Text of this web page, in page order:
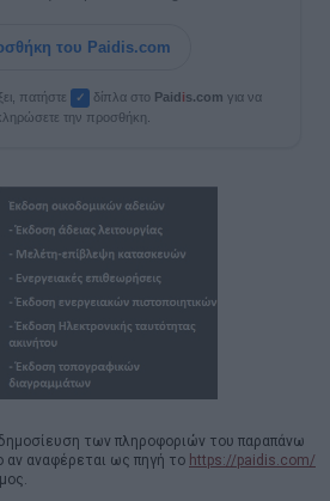
του Paidis.com
πατήστε ✓ δίπλα στο Paidis.com για να
την προσθήκη.
των πληροφοριών του παραπάνω
αναφέρεται ως πηγή το https://paidis.com/